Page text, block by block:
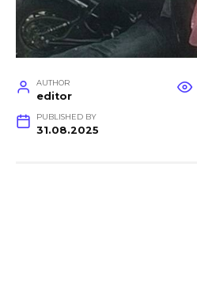
AUTHOR
editor
PUBLISHED BY
31.08.2025